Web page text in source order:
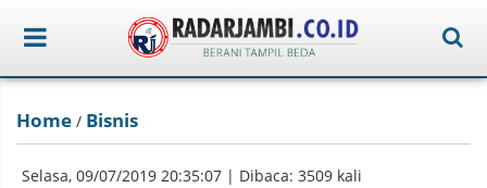
Home / Bisnis
Selasa, 09/07/2019 20:35:07 | Dibaca: 3509 kali